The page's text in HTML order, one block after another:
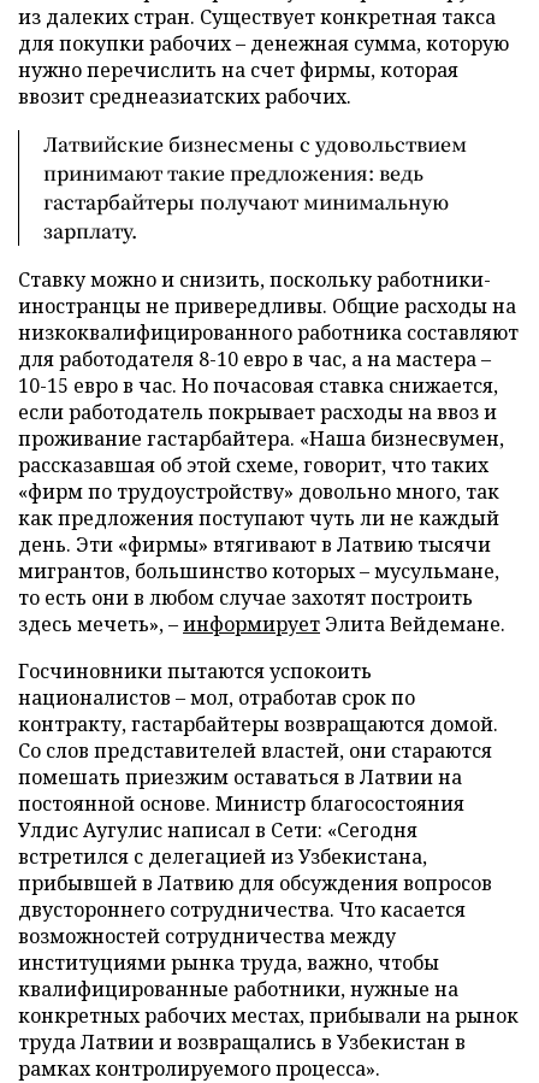
из далеких стран. Существует конкретная такса
для покупки рабочих – денежная сумма, которую
нужно перечислить на счет фирмы, которая
ввозит среднеазиатских рабочих.
Латвийские бизнесмены с удовольствием
принимают такие предложения: ведь
гастарбайтеры получают минимальную
зарплату.
Ставку можно и снизить, поскольку работники-
иностранцы не привередливы. Общие расходы на
низкоквалифицированного работника составляют
для работодателя 8-10 евро в час, а на мастера –
10-15 евро в час. Но почасовая ставка снижается,
если работодатель покрывает расходы на ввоз и
проживание гастарбайтера. «Наша бизнесвумен,
рассказавшая об этой схеме, говорит, что таких
«фирм по трудоустройству» довольно много, так
как предложения поступают чуть ли не каждый
день. Эти «фирмы» втягивают в Латвию тысячи
мигрантов, большинство которых – мусульмане,
то есть они в любом случае захотят построить
здесь мечеть», –информирует Элита Вейдемане.
Госчиновники пытаются успокоить
националистов – мол, отработав срок по
контракту, гастарбайтеры возвращаются домой.
Со слов представителей властей, они стараются
помешать приезжим оставаться в Латвии на
постоянной основе. Министр благосостояния
Улдис Аугулис написал в Сети: «Сегодня
встретился с делегацией из Узбекистана,
прибывшей в Латвию для обсуждения вопросов
двустороннего сотрудничества. Что касается
возможностей сотрудничества между
институциями рынка труда, важно, чтобы
квалифицированные работники, нужные на
конкретных рабочих местах, прибывали на рынок
труда Латвии и возвращались в Узбекистан в
рамках контролируемого процесса».